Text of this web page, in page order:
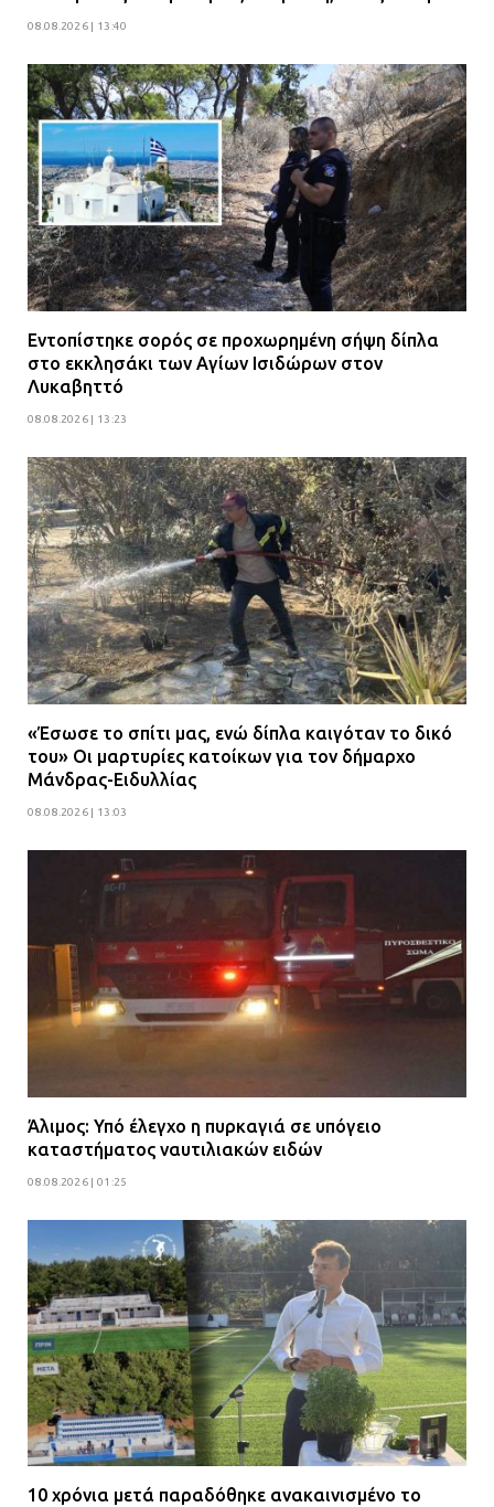
08.08.2026 | 13:40
Εντοπίστηκε σορός σε προχωρημένη σήψη δίπλα
στο εκκλησάκι των Αγίων Ισιδώρων στον
Λυκαβηττό
08.08.2026 | 13:23
«Έσωσε το σπίτι μας, ενώ δίπλα καιγόταν το δικό
του» Οι μαρτυρίες κατοίκων για τον δήμαρχο
Μάνδρας-Ειδυλλίας
08.08.2026 | 13:03
Άλιμος: Υπό έλεγχο η πυρκαγιά σε υπόγειο
καταστήματος ναυτιλιακών ειδών
08.08.2026 | 01:25
10 χρόνια μετά παραδόθηκε ανακαινισμένο το